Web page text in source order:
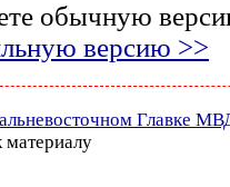
обычную
версию >>
Главке